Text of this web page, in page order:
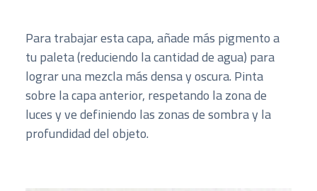
Para trabajar esta capa, añade más pigmento a
tu paleta (reduciendo la cantidad de agua) para
lograr una mezcla más densa y oscura. Pinta
sobre la capa anterior, respetando la zona de
luces y ve definiendo las zonas de sombra y la
profundidad del objeto.